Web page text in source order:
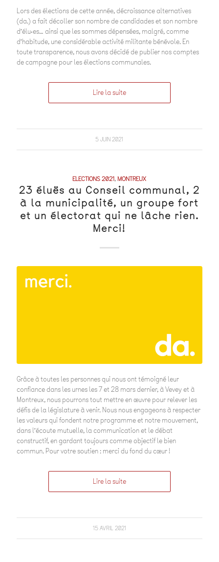
Lors des élections de cette année, décroissance alternatives
(da.) a fait décoller son nombre de candidades et son nombre
d’élu·es… ainsi que les sommes dépensées, malgré, comme
d’habitude, une considérable activité militante bénévole. En
toute transparence, nous avons décidé de publier nos comptes
de campagne pour les élections communales.
Lire la suite
5 JUIN 2021
ELECTIONS 2021, MONTREUX
23 éluës au Conseil communal, 2
à la municipalité, un groupe fort
et un électorat qui ne lâche rien.
Merci!
Grâce à toutes les personnes qui nous ont témoigné leur
confiance dans les urnes les 7 et 28 mars dernier, à Vevey et à
Montreux, nous pourrons tout mettre en œuvre pour relever les
défis de la législature à venir. Nous nous engageons à respecter
les valeurs qui fondent notre programme et notre mouvement,
dans l’écoute mutuelle, la communication et le débat
constructif, en gardant toujours comme objectif le bien
commun. Pour votre soutien : merci du fond du cœur !
Lire la suite
15 AVRIL 2021